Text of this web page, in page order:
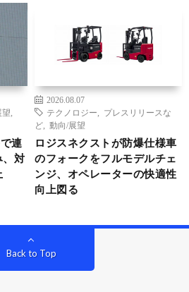
望
連
、対
2026.08.07
テクノロジー
プレスリリースな
ど
動向/展望
ロジスネクストが防爆仕様車
のフォークをフルモデルチェ
ンジ、オペレーターの快適性
向上図る
Back to Top